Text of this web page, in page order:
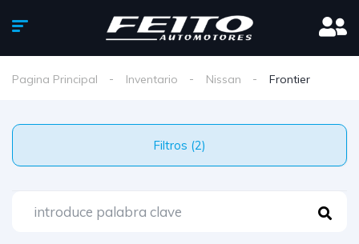
Pagina Principal Inventario Nissan Frontier
Filtros (2)